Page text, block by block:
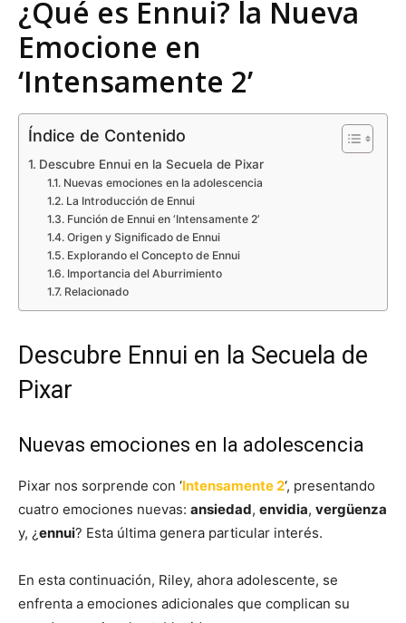
¿Qué es Ennui? la Nueva
Emocione en
‘Intensamente 2’
Índice de Contenido
Descubre Ennui en la Secuela de Pixar
Nuevas emociones en la adolescencia
La Introducción de Ennui
Función de Ennui en ‘Intensamente 2’
Origen y Significado de Ennui
Explorando el Concepto de Ennui
Importancia del Aburrimiento
Relacionado
Descubre Ennui en la Secuela de
Pixar
Nuevas emociones en la adolescencia
Pixar nos sorprende con ‘Intensamente 2‘, presentando
cuatro emociones nuevas: ansiedad, envidia, vergüenza
y, ¿ennui? Esta última genera particular interés.
En esta continuación, Riley, ahora adolescente, se
enfrenta a emociones adicionales que complican su